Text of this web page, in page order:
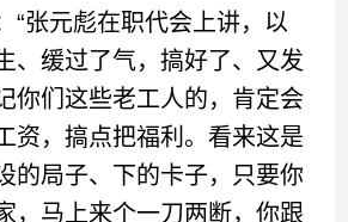
元彪在职代会上讲，以
、缓过了气，搞好了、又发
你们这些老工人的，肯定会
资，搞点把福利。看来这是
的局子、下的卡子，只要你
，马上来个一刀两断，你跟